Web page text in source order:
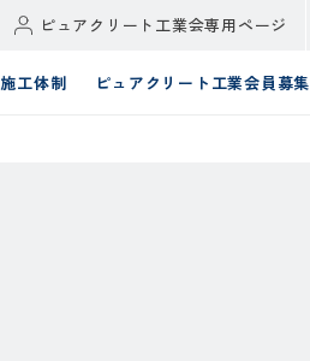
ピュアクリート工業会専用ページ
施工体制 ピュアクリート工業会員募集